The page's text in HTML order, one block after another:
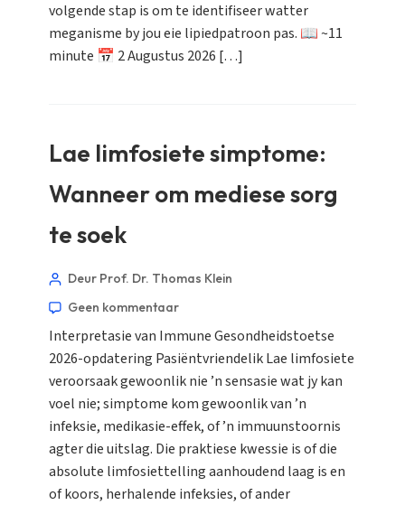
volgende stap is om te identifiseer watter
meganisme by jou eie lipiedpatroon pas. 📖 ~11
minute 📅 2 Augustus 2026 […]
Lae limfosiete simptome:
Wanneer om mediese sorg
te soek
Deur Prof. Dr. Thomas Klein
Geen kommentaar
Interpretasie van Immune Gesondheidstoetse
2026-opdatering Pasiëntvriendelik Lae limfosiete
veroorsaak gewoonlik nie ’n sensasie wat jy kan
voel nie; simptome kom gewoonlik van ’n
infeksie, medikasie-effek, of ’n immuunstoornis
agter die uitslag. Die praktiese kwessie is of die
absolute limfosiettelling aanhoudend laag is en
of koors, herhalende infeksies, of ander